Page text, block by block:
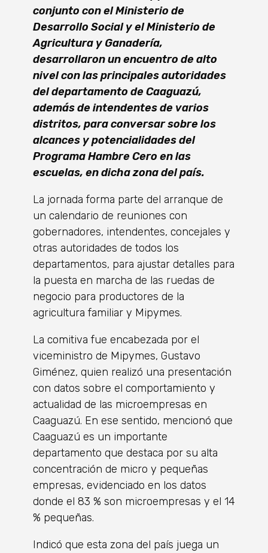
conjunto con el Ministerio de
Desarrollo Social y el Ministerio de
Agricultura y Ganadería,
desarrollaron un encuentro de alto
nivel con las principales autoridades
del departamento de Caaguazú,
además de intendentes de varios
distritos, para conversar sobre los
alcances y potencialidades del
Programa Hambre Cero en las
escuelas, en dicha zona del país.
La jornada forma parte del arranque de
un calendario de reuniones con
gobernadores, intendentes, concejales y
otras autoridades de todos los
departamentos, para ajustar detalles para
la puesta en marcha de las ruedas de
negocio para productores de la
agricultura familiar y Mipymes.
La comitiva fue encabezada por el
viceministro de Mipymes, Gustavo
Giménez, quien realizó una presentación
con datos sobre el comportamiento y
actualidad de las microempresas en
Caaguazú. En ese sentido, mencionó que
Caaguazú es un importante
departamento que destaca por su alta
concentración de micro y pequeñas
empresas, evidenciado en los datos
donde el 83 % son microempresas y el 14
% pequeñas.
Indicó que esta zona del país juega un